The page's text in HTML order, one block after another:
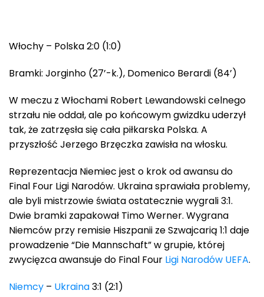
Włochy – Polska 2:0 (1:0)
Bramki: Jorginho (27’-k.), Domenico Berardi (84’)
W meczu z Włochami Robert Lewandowski celnego
strzału nie oddał, ale po końcowym gwizdku uderzył
tak, że zatrzęsła się cała piłkarska Polska. A
przyszłość Jerzego Brzęczka zawisła na włosku.
Reprezentacja Niemiec jest o krok od awansu do
Final Four Ligi Narodów. Ukraina sprawiała problemy,
ale byli mistrzowie świata ostatecznie wygrali 3:1.
Dwie bramki zapakował Timo Werner. Wygrana
Niemców przy remisie Hiszpanii ze Szwajcarią 1:1 daje
prowadzenie “Die Mannschaft” w grupie, której
zwycięzca awansuje do Final Four Ligi Narodów UEFA.
Niemcy – Ukraina3:1 (2:1)